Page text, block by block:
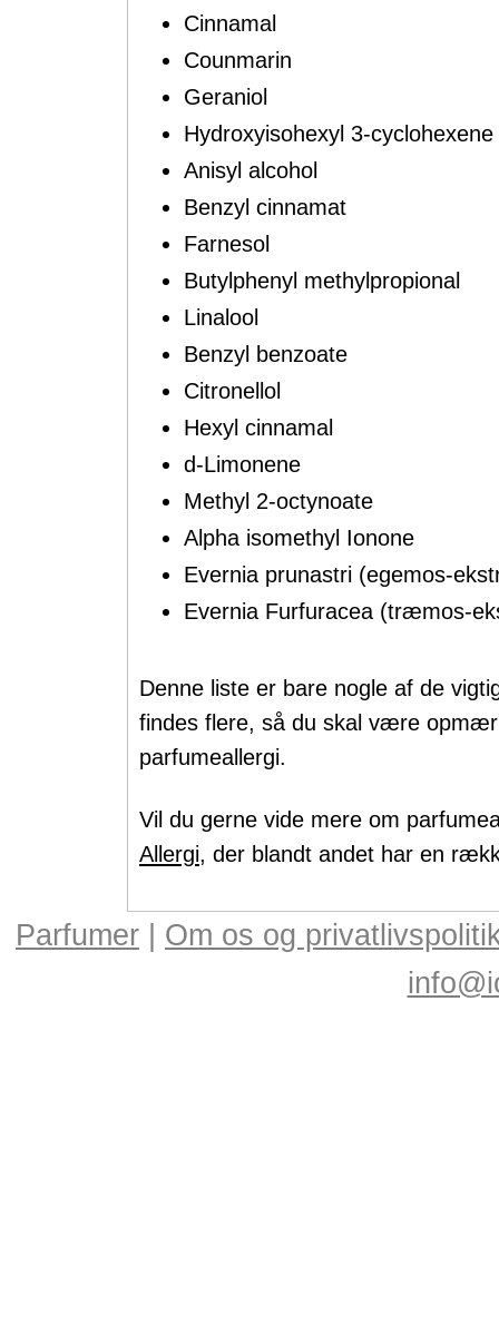
Cinnamal
Counmarin
Geraniol
Hydroxyisohexyl 3-
Anisyl alcohol
Benzyl cinnamat
Farnesol
Butylphenyl methylpropional
Linalool
Benzyl benzoate
Citronellol
Hexyl cinnamal
d-Limonene
Methyl 2-octynoate
Alpha isomethyl Ionone
Evernia prunastri (egemos-
Evernia Furfuracea (træmos-
Denne liste er bare nogle af de
findes flere, så du skal være
parfumeallergi.
Vil du gerne vide mere om
Allergi, der blandt andet har en
Parfumer
Om os og